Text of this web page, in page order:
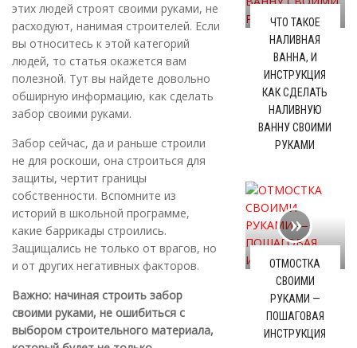
этих людей строят своими руками, не
расходуют, нанимая строителей. Если
вы относитесь к этой категорий
людей, то статья окажется вам
полезной. Тут вы найдете довольно
обширную информацию, как сделать
забор своими руками.
Забор сейчас, да и раньше строили
не для роскоши, она строиться для
защиты, чертит границы
собственности. Вспомните из
историй в школьной программе,
какие баррикады строились.
Защищались не только от врагов, но
и от других негативных факторов.
Важно: начиная строить забор
своими руками, не ошибиться с
выбором строительного материала,
ЧТО ТАКОЕ
НАЛИВНАЯ
ВАННА, И
ИНСТРУКЦИЯ
КАК СДЕЛАТЬ
НАЛИВНУЮ
ВАННУ СВОИМИ
РУКАМИ
ОТМОСТКА
СВОИМИ
РУКАМИ —
ПОШАГОВАЯ
ИНСТРУКЦИЯ